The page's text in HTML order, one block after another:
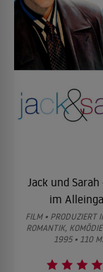
Jack und Sarah
im
FILM • PRODUZIERT
ROMANTIK,
1995 • 110